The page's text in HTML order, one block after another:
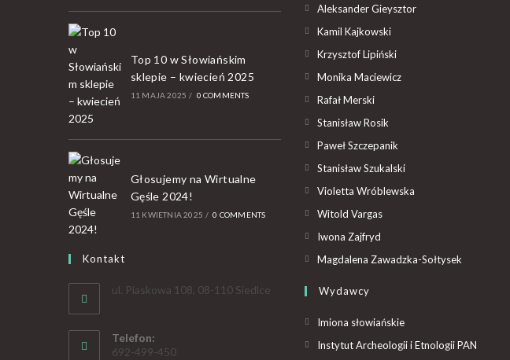
Top 10 w Słowiańskim
sklepie – kwiecień 2025
11 MAJA 2025 / 0 COMMENTS
Głosujemy na Wirtualne
Gęśle 2024!
11 KWIETNIA 2025 / 0 COMMENTS
Kontakt
ul. Piaskowa 108, 08-110 Siedlce
Telefon:
692-499-450
Aleksander Gieysztor
Kamil Kajkowski
Krzysztof Lipiński
Monika Maciewicz
Rafał Merski
Stanisław Rosik
Paweł Szczepanik
Stanisław Szukalski
Violetta Wróblewska
Witold Vargas
Iwona Zajfryd
Magdalena Zawadzka-Sołtysek
Wydawcy
Imiona słowiańskie
Instytut Archeologii i Etnologii PAN